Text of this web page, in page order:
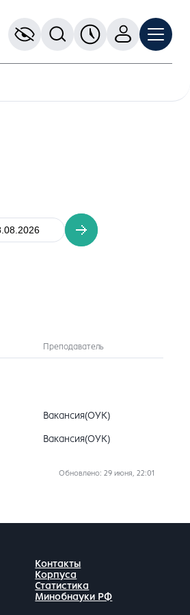
Преподаватель
Вакансия(ОУК)
Вакансия(ОУК)
Обновлено: 29 июня, 22:01
Контакты
Корпуса
Статистика
Минобнауки РФ